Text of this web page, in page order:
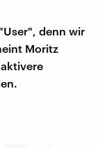
denn wir
Moritz